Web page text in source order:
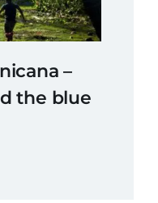
–
the blue